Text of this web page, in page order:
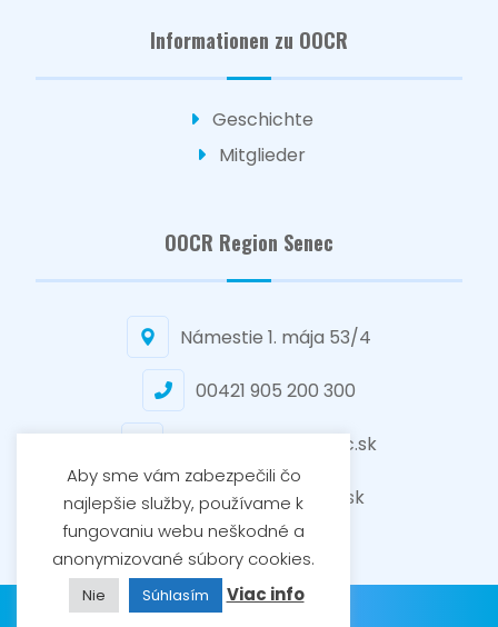
Informationen zu OOCR
Geschichte
Mitglieder
OOCR Region Senec
Námestie 1. mája 53/4
00421 905 200 300
senec@regionsenec.sk
www.regionsenec.sk
Aby sme vám zabezpečili čo
najlepšie služby, používame k
fungovaniu webu neškodné a
anonymizované súbory cookies.
Nie Súhlasím Viac info